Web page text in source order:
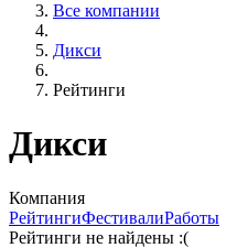
Все компании
Дикси
Рейтинги
Дикси
Компания
РейтингиФестивалиРаботы
Рейтинги не найдены :(